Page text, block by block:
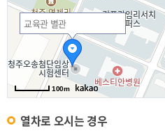
교육관 별관
100m
열차로 오시는 경우